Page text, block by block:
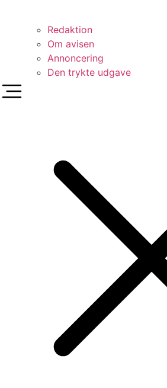
Redaktion
Om avisen
Annoncering
Den trykte udgave